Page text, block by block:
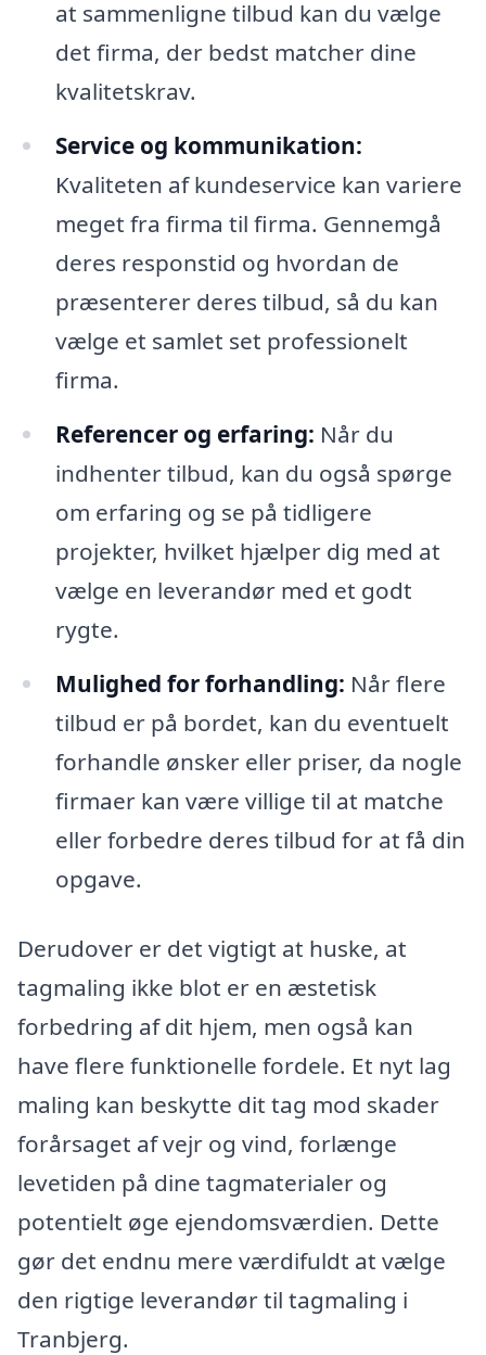
at sammenligne tilbud kan du vælge
det firma, der bedst matcher dine
kvalitetskrav.
Service og kommunikation:
Kvaliteten af kundeservice kan variere
meget fra firma til firma. Gennemgå
deres responstid og hvordan de
præsenterer deres tilbud, så du kan
vælge et samlet set professionelt
firma.
Referencer og erfaring: Når du
indhenter tilbud, kan du også spørge
om erfaring og se på tidligere
projekter, hvilket hjælper dig med at
vælge en leverandør med et godt
rygte.
Mulighed for forhandling: Når flere
tilbud er på bordet, kan du eventuelt
forhandle ønsker eller priser, da nogle
firmaer kan være villige til at matche
eller forbedre deres tilbud for at få din
opgave.
Derudover er det vigtigt at huske, at
tagmaling ikke blot er en æstetisk
forbedring af dit hjem, men også kan
have flere funktionelle fordele. Et nyt lag
maling kan beskytte dit tag mod skader
forårsaget af vejr og vind, forlænge
levetiden på dine tagmaterialer og
potentielt øge ejendomsværdien. Dette
gør det endnu mere værdifuldt at vælge
den rigtige leverandør til tagmaling i
Tranbjerg.